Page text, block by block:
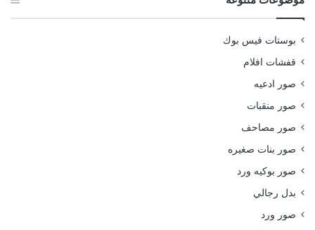
بوستات فيس بوك
قفشات افلام
صور ادعيه
صور منقبات
صور مصاحف
صور بنات صغيره
صور بوكيه ورد
بدل رجالي
صور ورد